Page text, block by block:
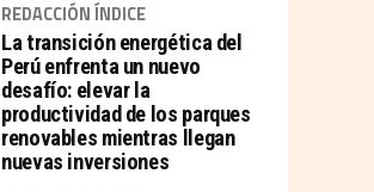
REDACCIÓN ÍNDICE
La transición energética del
Perú enfrenta un nuevo
desafío: elevar la
productividad de los parques
renovables mientras llegan
nuevas inversiones